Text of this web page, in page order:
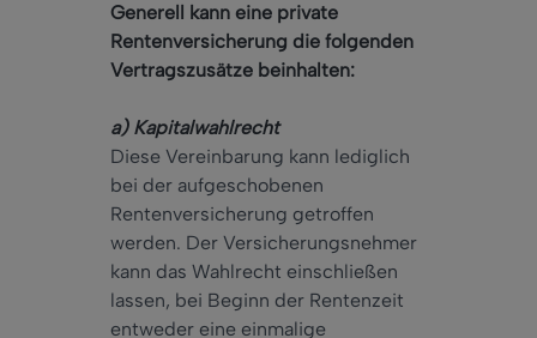
Generell kann eine private
Rentenversicherung die folgenden
Vertragszusätze beinhalten:
a) Kapitalwahlrecht
Diese Vereinbarung kann lediglich
bei der aufgeschobenen
Rentenversicherung getroffen
werden. Der Versicherungsnehmer
kann das Wahlrecht einschließen
lassen, bei Beginn der Rentenzeit
entweder eine einmalige